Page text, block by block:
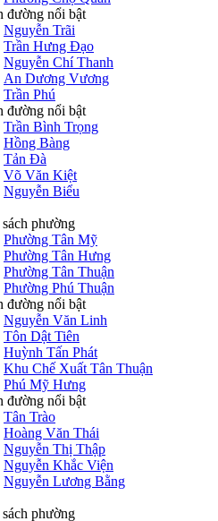
đường nổi bật
Nguyễn Trãi
Trần Hưng Đạo
Nguyễn Chí Thanh
An Dương Vương
Trần Phú
đường nổi bật
Trần Bình Trọng
Hồng Bàng
Tản Đà
Võ Văn Kiệt
Nguyễn Biểu
phường
Phường Tân Mỹ
Phường Tân Hưng
Phường Tân Thuận
Phường Phú Thuận
đường nổi bật
Nguyễn Văn Linh
Tôn Dật Tiên
Huỳnh Tấn Phát
Khu Chế Xuất Tân Thuận
Phú Mỹ Hưng
đường nổi bật
Tân Trào
Hoàng Văn Thái
Nguyễn Thị Thập
Nguyễn Khắc Viện
Nguyễn Lương Bằng
phường